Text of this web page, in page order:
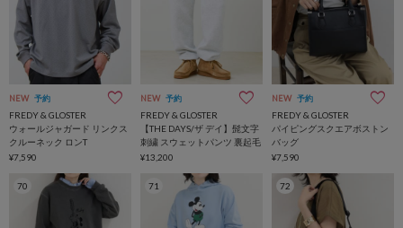
NEW 予約
FREDY & GLOSTER
ウォールジャガード リンクス
クルーネック ロンT
¥7,590
NEW 予約
FREDY & GLOSTER
【THE DAYS/ザ デイ】髭文字
刺繍 スウェットパンツ 裏起毛
¥13,200
NEW 予約
FREDY & GLOSTER
パイピングスクエアボストン
バッグ
¥7,590
70 71 72